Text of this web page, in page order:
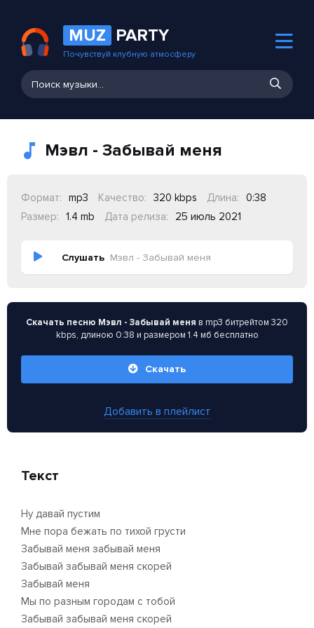
MUZ PARTY
Почувствуй клубную атмосферу
Мэвл - Забывай меня
Формат: mp3 Качество: 320 kbps Длина:
0:38
Размер:
1.4 mb Дата релиза: 25 июль 2021
Слушать Мэвл - Забывай меня
Скачать песню Мэвл - Забывай меня в mp3 битрейтом 320
kbps, длиною 0:38 и размером 1.4 мб бесплатно
Скачать
Добавить в плейлист
Текст
Ну давай пустим
Мне пора бежать по тихой грусти
Забывай меня забывай меня
Забывай забывай меня скорей
Забывай меня
Мы по разным городам с тобой
Забывай забывай меня скорей